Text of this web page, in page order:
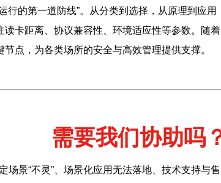
行的第一道防线”。从分类到选择，从原理到应
卡距离、协议兼容性、环境适应性等参数。随
点，为各类场所的安全与高效管理提供支撑。
需要我们协助吗
场景“不灵”、场景化应用无法落地、技术支持与